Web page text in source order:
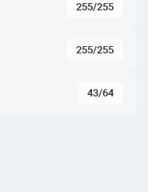
255/255
255/255
43/64